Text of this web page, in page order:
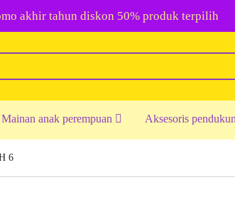
akhir tahun diskon 50% produk terpilih
Mainan anak perempuan Aksesoris
6